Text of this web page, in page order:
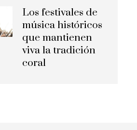
Los festivales de
música históricos
que mantienen
viva la tradición
coral